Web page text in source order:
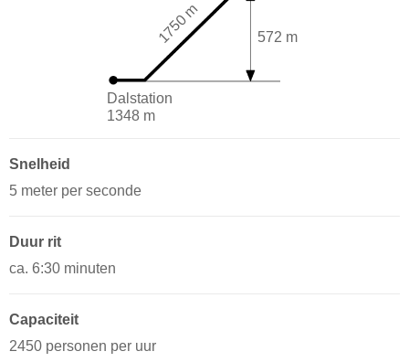
Dalstation
1348 m
572 m
1750 m
Snelheid
5 meter per seconde
Duur rit
ca. 6:30 minuten
Capaciteit
2450 personen per uur